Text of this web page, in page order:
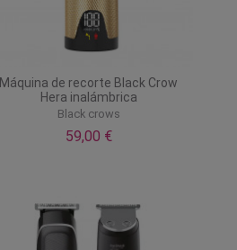
Máquina de recorte Black Crow
Hera inalámbrica
Black crows
59,00 €